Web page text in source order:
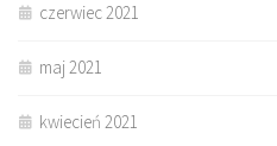
czerwiec 2021
maj 2021
kwiecień 2021